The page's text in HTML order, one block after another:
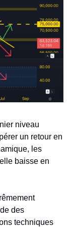
niveau
un retour en
les
baisse en
des
techniques